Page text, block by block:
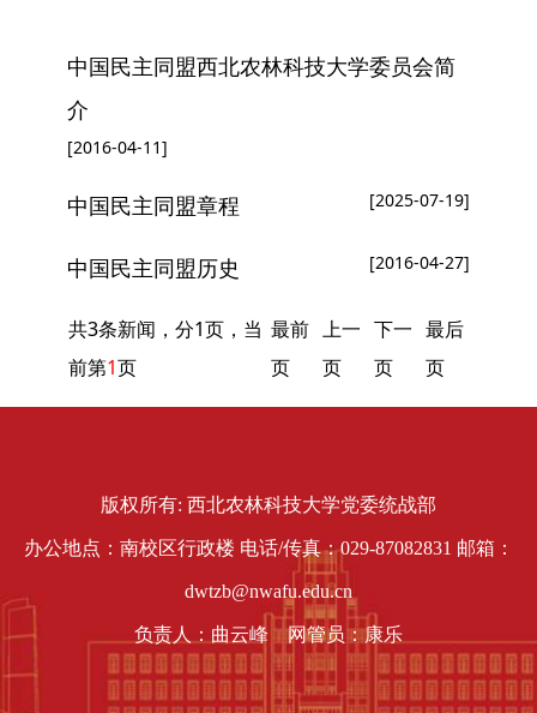
中国民主同盟西北农林科技大学委员会简
介
[2016-04-11]
中国民主同盟章程 [2025-07-19]
中国民主同盟历史 [2016-04-27]
共3条新闻，分1页，当
前第1页
最前
页
上一
页
下一
页
最后
页
版权所有: 西北农林科技大学党委统战部
办公地点：南校区行政楼 电话/传真：029-87082831 邮箱：
dwtzb@nwafu.edu.cn
负责人：曲云峰 网管员：康乐